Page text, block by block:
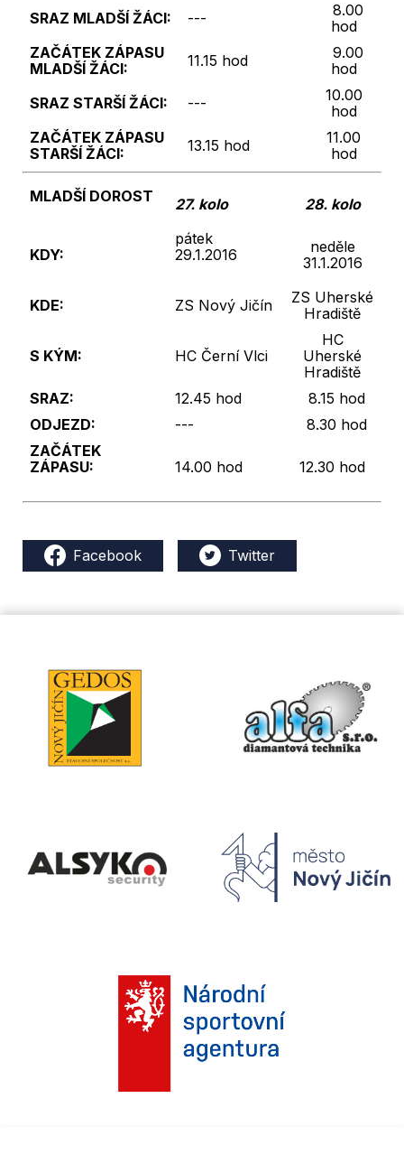
SRAZ MLADŠÍ ŽÁCI: ---
8.00
hod
ZAČÁTEK ZÁPASU
MLADŠÍ ŽÁCI:
11.15 hod
9.00
hod
SRAZ STARŠÍ ŽÁCI: ---
10.00
hod
ZAČÁTEK ZÁPASU
STARŠÍ ŽÁCI: 13.15 hod
11.00
hod
MLADŠÍ DOROST 27. kolo 28. kolo
KDY:
pátek
29.1.2016
neděle
31.1.2016
KDE: ZS Nový Jičín
ZS Uherské
Hradiště
S KÝM: HC Černí Vlci
HC
Uherské
Hradiště
SRAZ:
12.45 hod
8.15 hod
ODJEZD:
---
8.30 hod
ZAČÁTEK
ZÁPASU:
14.00 hod 12.30 hod
Facebook Twitter